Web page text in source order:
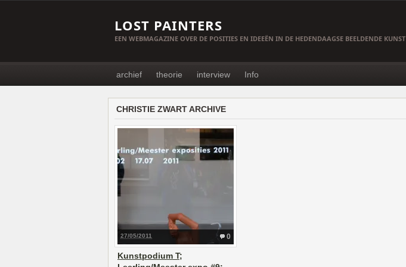
LOST PAINTERS
EEN WEBMAGAZINE OVER DE POSITIES EN IDEEËN IN DE HEDENDAAGSE BEELDENDE KUNST
archief theorie interview Info
CHRISTIE ZWART ARCHIVE
0
27/05/2011
Kunstpodium T;